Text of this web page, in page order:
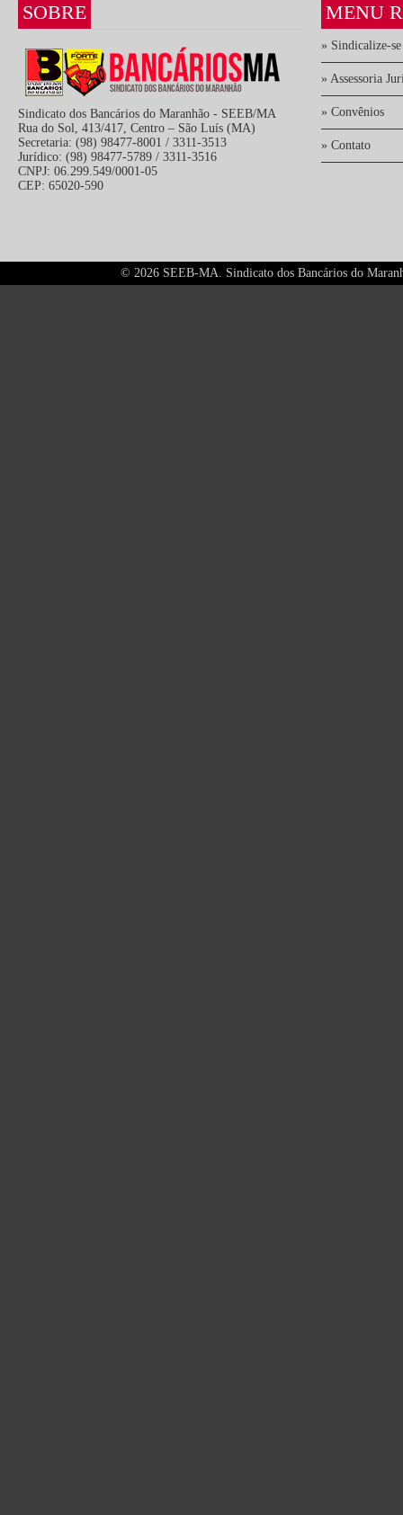
SOBRE
Sindicato dos Bancários do Maranhão - SEEB/MA
Rua do Sol, 413/417, Centro – São Luís (MA)
Secretaria: (98) 98477-8001 / 3311-3513
Jurídico: (98) 98477-5789 / 3311-3516
CNPJ: 06.299.549/0001-05
CEP: 65020-590
MENU
» Sindicalize-se
» Assessoria
» Convênios
» Contato
© 2026 SEEB-MA. Sindicato dos Bancários do